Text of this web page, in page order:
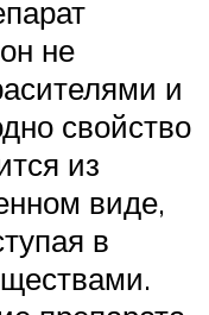
не
и
свойство
из
виде,
в